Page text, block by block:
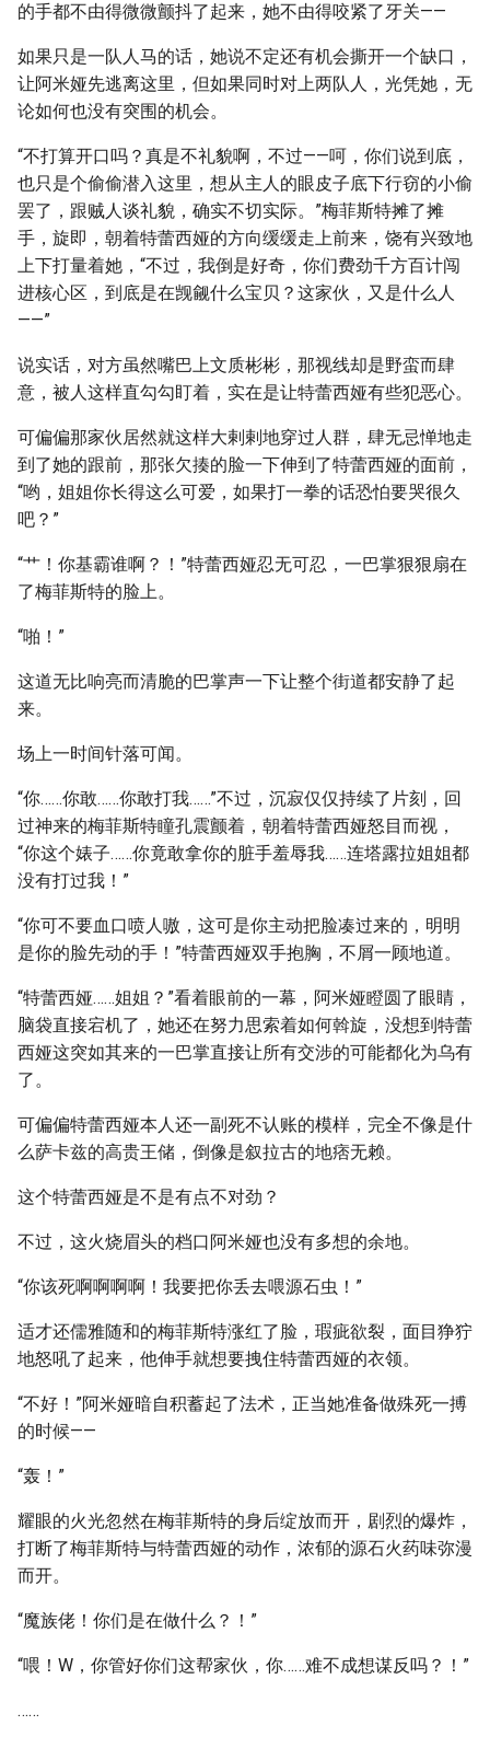
的手都不由得微微颤抖了起来，她不由得咬紧了牙关——
如果只是一队人马的话，她说不定还有机会撕开一个缺口，
让阿米娅先逃离这里，但如果同时对上两队人，光凭她，无
论如何也没有突围的机会。
“不打算开口吗？真是不礼貌啊，不过——呵，你们说到底，
也只是个偷偷潜入这里，想从主人的眼皮子底下行窃的小偷
罢了，跟贼人谈礼貌，确实不切实际。”梅菲斯特摊了摊
手，旋即，朝着特蕾西娅的方向缓缓走上前来，饶有兴致地
上下打量着她，“不过，我倒是好奇，你们费劲千方百计闯
进核心区，到底是在觊觎什么宝贝？这家伙，又是什么人
——”
说实话，对方虽然嘴巴上文质彬彬，那视线却是野蛮而肆
意，被人这样直勾勾盯着，实在是让特蕾西娅有些犯恶心。
可偏偏那家伙居然就这样大剌剌地穿过人群，肆无忌惮地走
到了她的跟前，那张欠揍的脸一下伸到了特蕾西娅的面前，
“哟，姐姐你长得这么可爱，如果打一拳的话恐怕要哭很久
吧？”
“艹！你基霸谁啊？！”特蕾西娅忍无可忍，一巴掌狠狠扇在
了梅菲斯特的脸上。
“啪！”
这道无比响亮而清脆的巴掌声一下让整个街道都安静了起
来。
场上一时间针落可闻。
“你……你敢……你敢打我……”不过，沉寂仅仅持续了片刻，回
过神来的梅菲斯特瞳孔震颤着，朝着特蕾西娅怒目而视，
“你这个婊子……你竟敢拿你的脏手羞辱我……连塔露拉姐姐都
没有打过我！”
“你可不要血口喷人嗷，这可是你主动把脸凑过来的，明明
是你的脸先动的手！”特蕾西娅双手抱胸，不屑一顾地道。
“特蕾西娅……姐姐？”看着眼前的一幕，阿米娅瞪圆了眼睛，
脑袋直接宕机了，她还在努力思索着如何斡旋，没想到特蕾
西娅这突如其来的一巴掌直接让所有交涉的可能都化为乌有
了。
可偏偏特蕾西娅本人还一副死不认账的模样，完全不像是什
么萨卡兹的高贵王储，倒像是叙拉古的地痞无赖。
这个特蕾西娅是不是有点不对劲？
不过，这火烧眉头的档口阿米娅也没有多想的余地。
“你该死啊啊啊啊！我要把你丢去喂源石虫！”
适才还儒雅随和的梅菲斯特涨红了脸，瑕疵欲裂，面目狰狞
地怒吼了起来，他伸手就想要拽住特蕾西娅的衣领。
“不好！”阿米娅暗自积蓄起了法术，正当她准备做殊死一搏
的时候——
“轰！”
耀眼的火光忽然在梅菲斯特的身后绽放而开，剧烈的爆炸，
打断了梅菲斯特与特蕾西娅的动作，浓郁的源石火药味弥漫
而开。
“魔族佬！你们是在做什么？！”
“喂！W，你管好你们这帮家伙，你……难不成想谋反吗？！”
……